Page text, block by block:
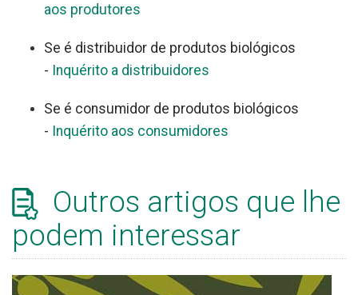
aos produtores
Se é distribuidor de produtos biológicos
- Inquérito a distribuidores
Se é consumidor de produtos biológicos
- Inquérito aos consumidores
Outros artigos que lhe
podem interessar